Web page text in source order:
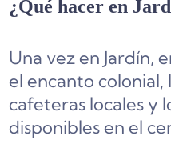
¿Qué hacer en
Una vez en Jardín,
el encanto colonial,
cafeteras locales y
disponibles en el